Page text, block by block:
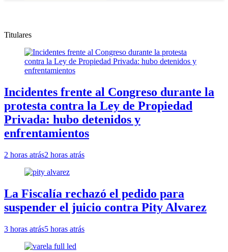
Titulares
Incidentes frente al Congreso durante la
protesta contra la Ley de Propiedad
Privada: hubo detenidos y
enfrentamientos
2 horas atrás2 horas atrás
La Fiscalía rechazó el pedido para
suspender el juicio contra Pity Alvarez
3 horas atrás5 horas atrás